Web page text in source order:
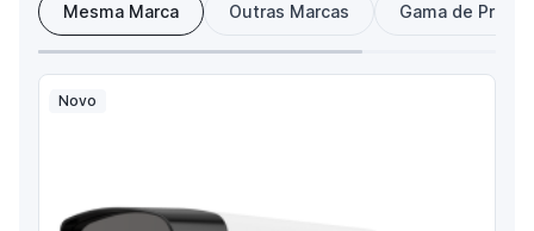
Mesma Marca Outras Marcas Gama de Preço
Novo